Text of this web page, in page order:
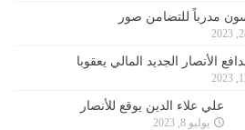
مدرباً للتضامن صور
الأنصار الجديد المالي يعقوبا
علي علاء الدين يوقع للأنصار
يوليو 8, 2023